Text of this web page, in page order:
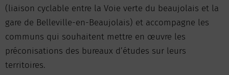
(liaison cyclable entre la Voie verte du beaujolais et la
gare de Belleville-en-Beaujolais) et accompagne les
communs qui souhaitent mettre en œuvre les
préconisations des bureaux d’études sur leurs
territoires.